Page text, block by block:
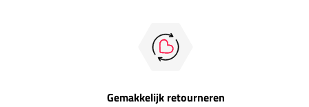
Gemakkelijk retourneren